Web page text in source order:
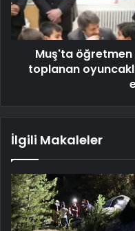
Muş'ta
toplanan
İlgili Makaleler